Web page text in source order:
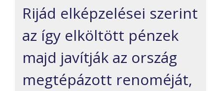
Rijád elképzelései szerint
az így elköltött pénzek
majd javítják az ország
megtépázott renoméját,